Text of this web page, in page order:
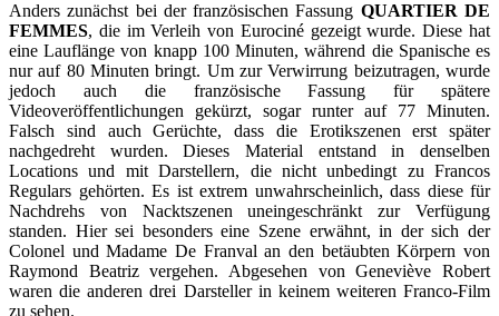
Anders zunächst bei der französischen Fassung QUARTIER DE
FEMMES, die im Verleih von Eurociné gezeigt wurde. Diese hat
eine Lauflänge von knapp 100 Minuten, während die Spanische es
nur auf 80 Minuten bringt. Um zur Verwirrung beizutragen, wurde
jedoch auch die französische Fassung für spätere
Videoveröffentlichungen gekürzt, sogar runter auf 77 Minuten.
Falsch sind auch Gerüchte, dass die Erotikszenen erst später
nachgedreht wurden. Dieses Material entstand in denselben
Locations und mit Darstellern, die nicht unbedingt zu Francos
Regulars gehörten. Es ist extrem unwahrscheinlich, dass diese für
Nachdrehs von Nacktszenen uneingeschränkt zur Verfügung
standen. Hier sei besonders eine Szene erwähnt, in der sich der
Colonel und Madame De Franval an den betäubten Körpern von
Raymond Beatriz vergehen. Abgesehen von Geneviève Robert
waren die anderen drei Darsteller in keinem weiteren Franco-Film
zu sehen.